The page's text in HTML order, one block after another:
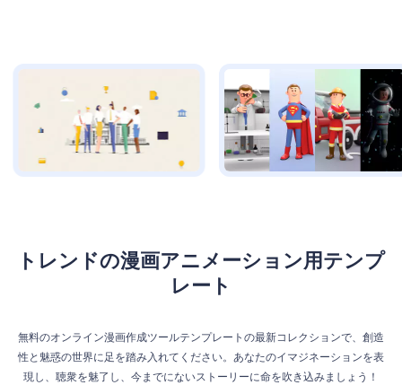
トレンドの漫画アニメーション用テンプ
レート
無料のオンライン漫画作成ツールテンプレートの最新コレクションで、創造
性と魅惑の世界に足を踏み入れてください。あなたのイマジネーションを表
現し、聴衆を魅了し、今までにないストーリーに命を吹き込みましょう！